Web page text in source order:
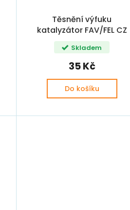
Těsnění výfuku
katalyzátor FAV/FEL CZ
(6U0253232,
005407420, 114690850,
115690850)
Skladem
35 Kč
Do košíku